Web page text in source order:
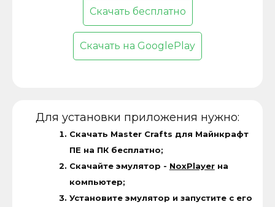
Скачать бесплатно
Скачать на GooglePlay
Для установки приложения нужно:
Скачать Master Crafts для Майнкрафт
ПЕ на ПК бесплатно;
Скачайте эмулятор - NoxPlayerна
компьютер;
Установите эмулятор и запустите с его